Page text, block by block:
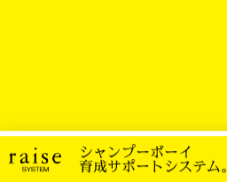
シャンプーボーイ
育成サポートシステム。